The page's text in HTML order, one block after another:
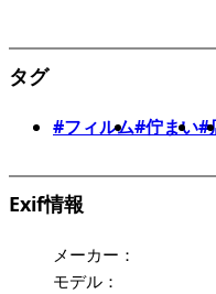
タグ
#フィルム#佇まい#
Exif情報
メーカー：
モデル：